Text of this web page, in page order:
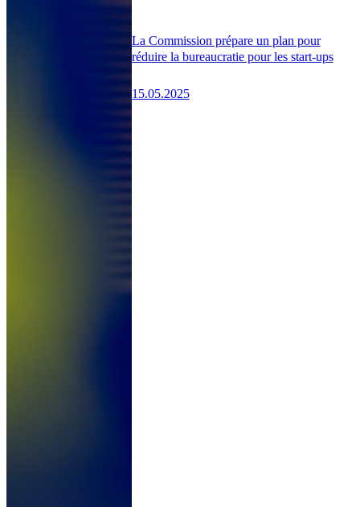
La Commission prépare un plan pour
réduire la bureaucratie pour les start-ups
15.05.2025